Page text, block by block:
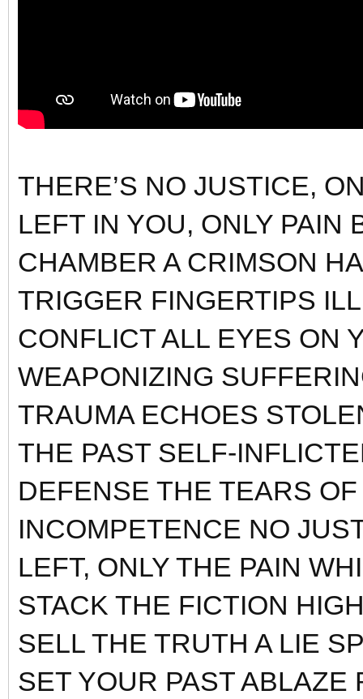
THERE’S NO JUSTICE,
LEFT IN YOU, ONLY PAIN
CHAMBER A CRIMSON
TRIGGER FINGERTIPS
CONFLICT ALL EYES ON
WEAPONIZING
TRAUMA ECHOES
THE PAST SELF-
DEFENSE THE TEARS
INCOMPETENCE NO
LEFT, ONLY THE PAIN
STACK THE FICTION
SELL THE TRUTH A LIE
SET YOUR PAST ABLAZE